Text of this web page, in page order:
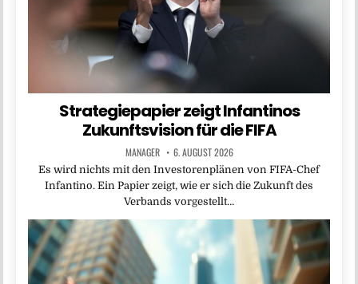
Strategiepapier zeigt Infantinos
Zukunftsvision für die FIFA
MANAGER 6. AUGUST 2026
Es wird nichts mit den Investorenplänen von FIFA-Chef
Infantino. Ein Papier zeigt, wie er sich die Zukunft des
Verbands vorgestellt…